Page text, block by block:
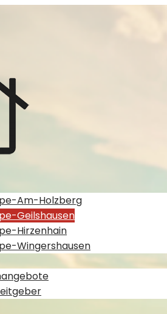
Am-Holzberg
Geilshausen
Hirzenhain
Wingershausen